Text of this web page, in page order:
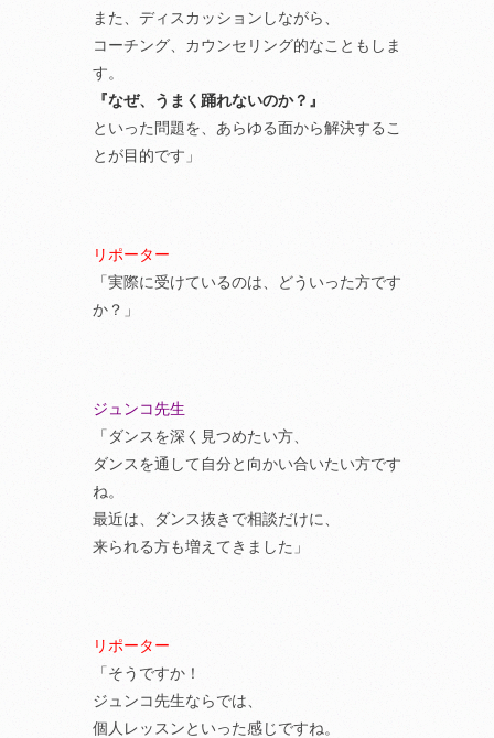
また、ディスカッションしながら、
コーチング、カウンセリング的なこともしま
す。
『なぜ、うまく踊れないのか？』
といった問題を、あらゆる面から解決するこ
とが目的です」
リポーター
「実際に受けているのは、どういった方です
か？」
ジュンコ先生
「ダンスを深く見つめたい方、
ダンスを通して自分と向かい合いたい方です
ね。
最近は、ダンス抜きで相談だけに、
来られる方も増えてきました」
リポーター
「そうですか！
ジュンコ先生ならでは、
個人レッスンといった感じですね。